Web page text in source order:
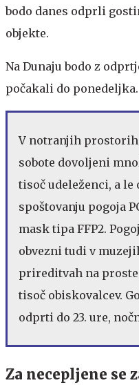
bodo danes odprli
objekte.
Na Dunaju bodo z
počakali do ponedeljka.
V notranjih prostorih
sobote dovoljeni
tisoč udeleženci, a le
spoštovanju pogoja
mask tipa FFP2.
obvezni tudi v
prireditvah na
tisoč obiskovalcev.
odprti do 23. ure,
Za necepljene se